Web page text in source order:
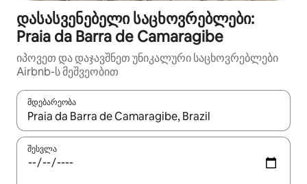
დასასვენებელი საცხოვრებლები:
Praia da Barra de Camaragibe
იპოვეთ და დაჯავშნეთ უნიკალური საცხოვრებლები
Airbnb-ს მეშვეობით
მდებარეობა
როცა შედეგები ხელმისაწვდომი გახდება, ნავიგაციისთვის
შესვლა